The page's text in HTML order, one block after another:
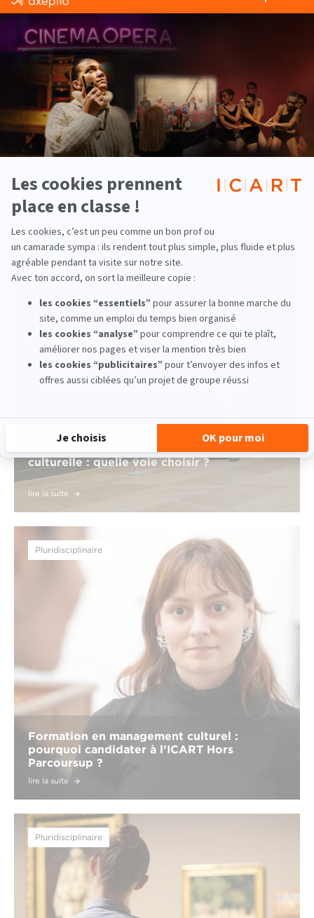
professionnels des
environnement où la concurrence est féroce et ou leur
apprentissage est souvent mis à rude épreuve… La magie Cannoise
opère et illumine le quotidien des étudiants le temps d'une
quinzaine. Les souvenirs de ces expériences sont, eux,
impérissables.
‹ Actualité précedente Actualité suivante ›
Voir d'autres actualités
Pluridisciplinaire
Médiation culturelle ou communication
culturelle : quelle voie choisir ?
lire la suite
Pluridisciplinaire
Formation en management culturel :
pourquoi candidater à l’ICART Hors
Parcoursup ?
lire la suite
Pluridisciplinaire